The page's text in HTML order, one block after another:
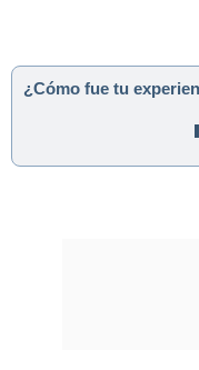
¿Cómo fue tu